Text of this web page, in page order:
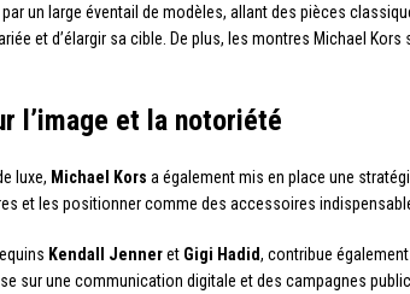
un large éventail de modèles, allant des pièces
et d’élargir sa cible. De plus, les montres Michael
l’image et la notoriété
luxe, Michael Kors a également mis en place une
et les positionner comme des accessoires
Kendall Jenneret Gigi Hadid, contribue
sur une communication digitale et des campagnes